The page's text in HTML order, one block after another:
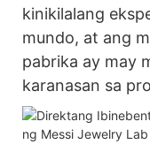
kinikilalang
mundo, at ang
pabrika ay may
karanasan sa